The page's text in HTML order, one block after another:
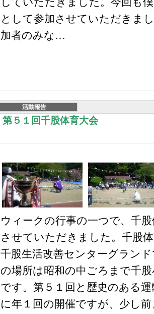
として参加させていただきま
加者のみな…
活動報告
第５１回千股体育大会
ウィークの行事の一つで、千
させていただきました。千股
千股生活改善センターグラン
の場所は昭和の中ごろまで千
です。第５１回と歴史のある
に年１回の開催ですが、少し